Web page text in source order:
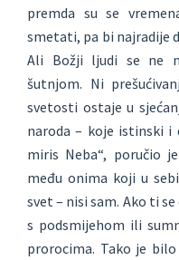
premda su se
smetati, pa bi najradije
Ali Božji ljudi se ne
šutnjom. Ni
svetosti ostaje u
naroda – koje istinski i
miris Neba“, poručio
među onima koji u
svet – nisi sam. Ako ti
s podsmijehom ili
prorocima. Tako je